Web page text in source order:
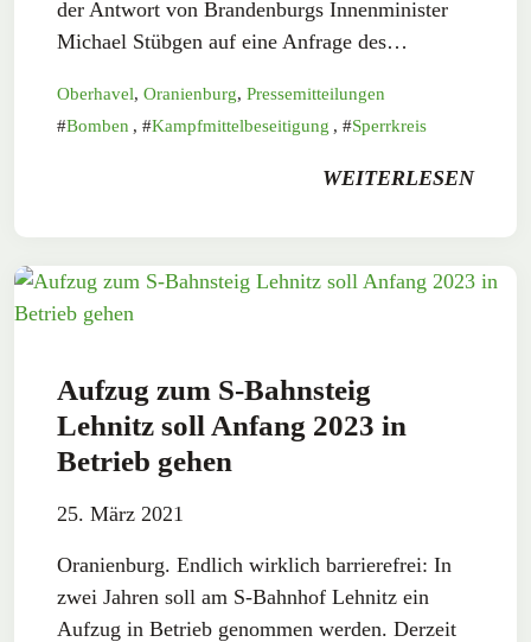
der Antwort von Brandenburgs Innenminister
Michael Stübgen auf eine Anfrage des…
Oberhavel, Oranienburg, Pressemitteilungen
Bomben , Kampfmittelbeseitigung , Sperrkreis
WEITERLESEN
Aufzug zum S-Bahnsteig
Lehnitz soll Anfang 2023 in
Betrieb gehen
25. März 2021
Oranienburg. Endlich wirklich barrierefrei: In
zwei Jahren soll am S-Bahnhof Lehnitz ein
Aufzug in Betrieb genommen werden. Derzeit